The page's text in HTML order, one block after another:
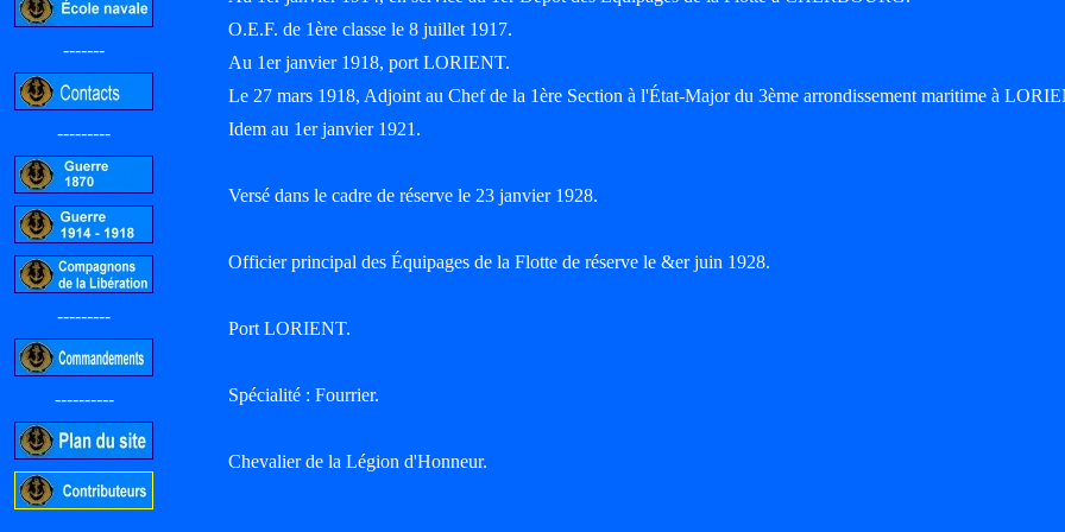
-------
---------
---------
----------
O.E.F. de 1ère classe le 8 juillet 1917.
Au 1er janvier 1918, port LORIENT.
Le 27 mars 1918, Adjoint au Chef de la 1ère Section à l'État-Major du 3ème arrondissement maritime à
Idem au 1er janvier 1921.
Versé dans le cadre de réserve le 23 janvier 1928.
Officier principal des Équipages de la Flotte de réserve le &er juin 1928.
Port LORIENT.
Spécialité : Fourrier.
Chevalier de la Légion d'Honneur.